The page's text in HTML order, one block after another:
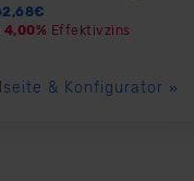
€
4,00% Effektivzins
& Konfigurator »